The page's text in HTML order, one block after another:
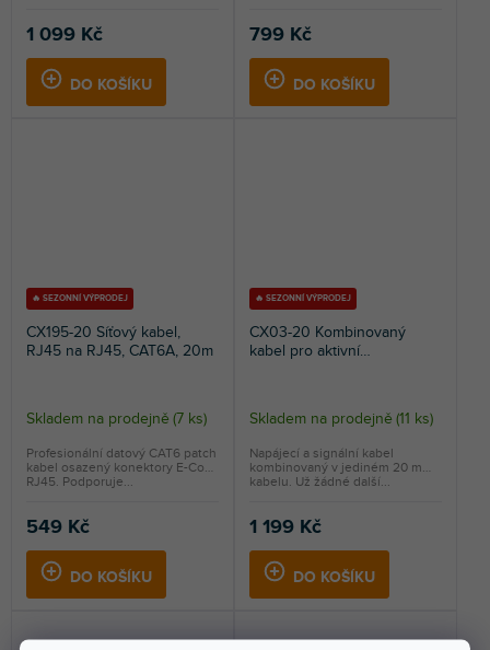
1 099 Kč
DO KOŠÍKU
799 Kč
DO KOŠÍKU
🔥 SEZONNÍ VÝPRODEJ
CX195-20 Síťový kabel,
RJ45 na RJ45, CAT6A, 20m
Skladem na prodejně (7 ks)
549 Kč
DO KOŠÍKU
Profesionální datový CAT6 patch
kabel osazený konektory E-Con
RJ45. Podporuje...
🔥 SEZONNÍ VÝPRODEJ
CX03-20 Kombinovaný
kabel pro aktivní
Skladem na prodejně (11 ks)
1 199 Kč
DO KOŠÍKU
Napájecí a signální kabel
kombinovaný v jediném 20 m
kabelu. Už žádné další...